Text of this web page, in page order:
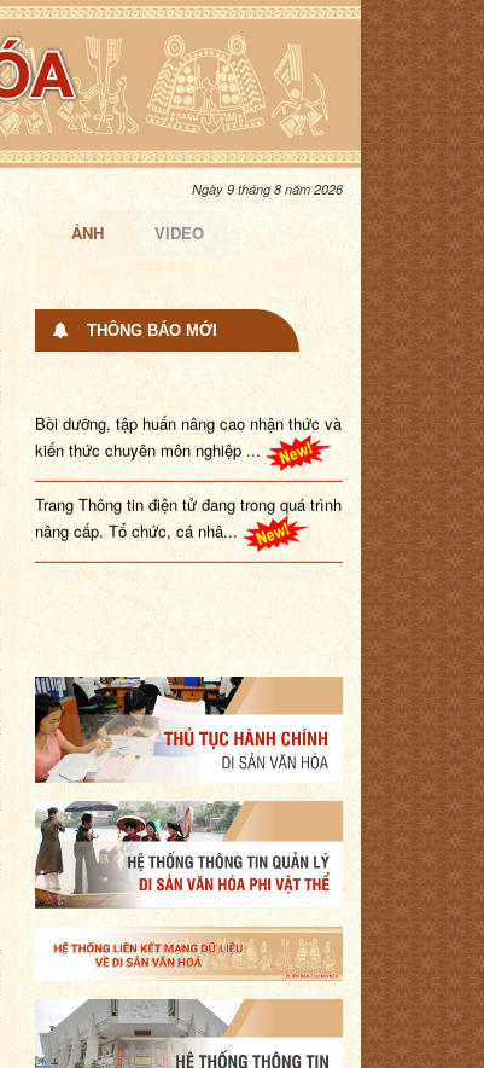
Ngày 9 tháng 8 năm 2026
ẢNH VIDEO
THÔNG BÁO MỚI
Bồi dưỡng, tập huấn nâng cao nhận thức và
kiến thức chuyên môn nghiệp ...
Trang Thông tin điện tử đang trong quá trình
nâng cấp. Tổ chức, cá nhâ...